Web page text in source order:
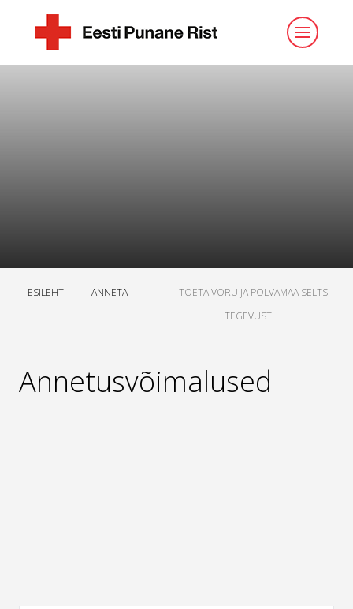
ESILEHT ANNETA
TOETA VORU JA POLVAMAA SELTSI
TEGEVUST
Annetusvõimalused